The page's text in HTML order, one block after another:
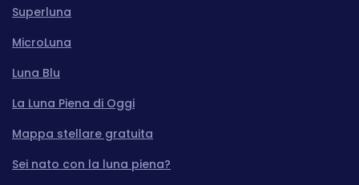
Superluna
MicroLuna
Luna Blu
La Luna Piena di Oggi
Mappa stellare gratuita
Sei nato con la luna piena?